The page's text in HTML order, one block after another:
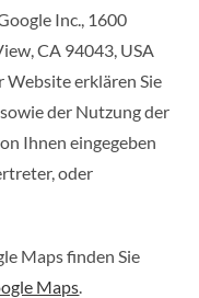
Inc., 1600
CA 94043, USA
Website erklären Sie
der Nutzung der
Ihnen eingegeben
oder
Maps finden Sie
Maps.